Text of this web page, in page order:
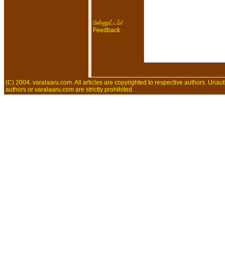
பின்னூட்டம்/
Feedback
(C) 2004, varalaaru.com. All articles are copyrighted to respective authors.
authors or varalaaru.com are strictly prohibited.